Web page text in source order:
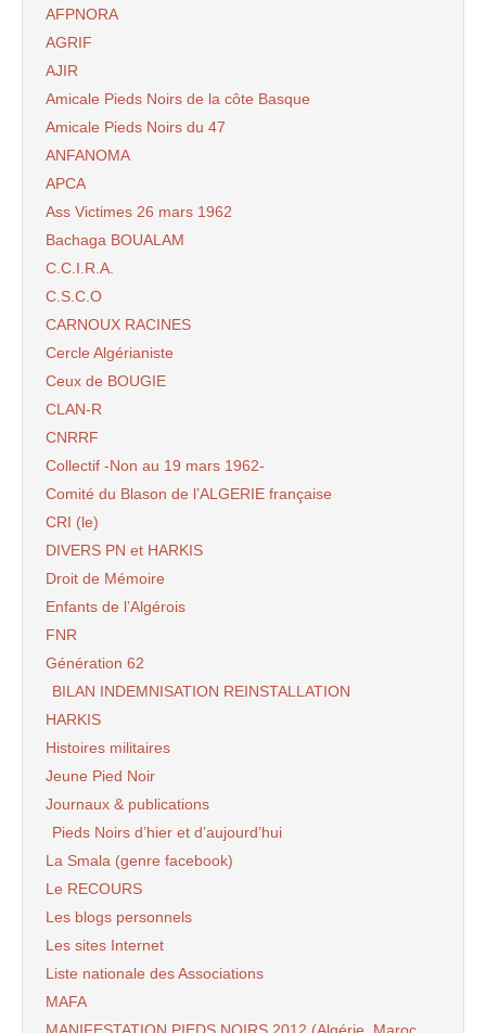
AFPNORA
AGRIF
AJIR
Amicale Pieds Noirs de la côte Basque
Amicale Pieds Noirs du 47
ANFANOMA
APCA
Ass Victimes 26 mars 1962
Bachaga BOUALAM
C.C.I.R.A.
C.S.C.O
CARNOUX RACINES
Cercle Algérianiste
Ceux de BOUGIE
CLAN-R
CNRRF
Collectif -Non au 19 mars 1962-
Comité du Blason de l’ALGERIE française
CRI (le)
DIVERS PN et HARKIS
Droit de Mémoire
Enfants de l’Algérois
FNR
Génération 62
BILAN INDEMNISATION REINSTALLATION
HARKIS
Histoires militaires
Jeune Pied Noir
Journaux & publications
Pieds Noirs d’hier et d’aujourd’hui
La Smala (genre facebook)
Le RECOURS
Les blogs personnels
Les sites Internet
Liste nationale des Associations
MAFA